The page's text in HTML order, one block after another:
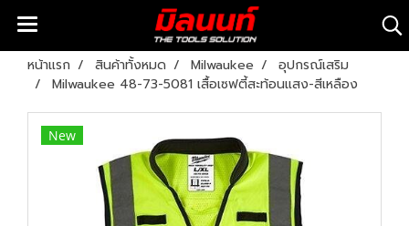
หน้าแรก สินค้าทั้งหมด Milwaukee
อุปกรณ์เสริม
Milwaukee 48-73-5081 เสื้อเซฟตี้สะท้อนแสง-สีเหลือง
New